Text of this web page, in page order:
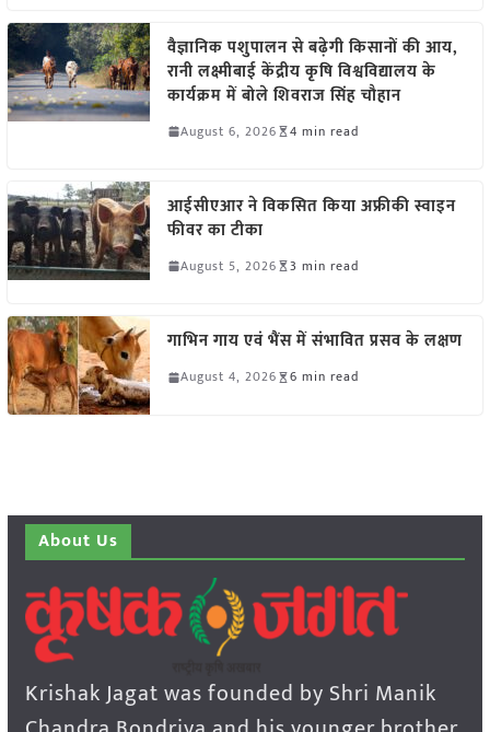
वैज्ञानिक पशुपालन से बढ़ेगी किसानों की आय,
रानी लक्ष्मीबाई केंद्रीय कृषि विश्वविद्यालय के
कार्यक्रम में बोले शिवराज सिंह चौहान
August 6, 2026 4 min read
आईसीएआर ने विकसित किया अफ्रीकी स्वाइन
फीवर का टीका
August 5, 2026 3 min read
गाभिन गाय एवं भैंस में संभावित प्रसव के लक्षण
August 4, 2026 6 min read
About Us
Krishak Jagat was founded by Shri Manik